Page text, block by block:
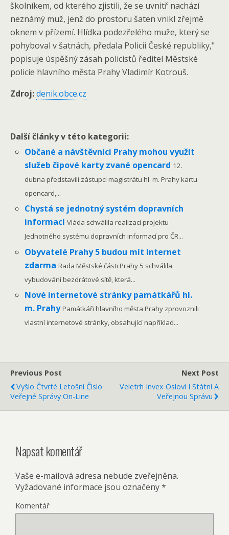
školníkem, od kterého zjistili, že se uvnitř nachází
neznámý muž, jenž do prostoru šaten vnikl zřejmě
oknem v přízemí. Hlídka podezřelého muže, který se
pohyboval v šatnách, předala Policii České republiky,"
popisuje úspěšný zásah policistů ředitel Městské
policie hlavního města Prahy Vladimír Kotrouš.
Zdroj:denik.obce.cz
Další články v této kategorii:
Občané a návštěvníci Prahy mohou využít
služeb čipové karty zvané opencard 12.
dubna představili zástupci magistrátu hl. m. Prahy kartu
opencard,...
Chystá se jednotný systém dopravních
informacíVláda schválila realizaci projektu
Jednotného systému dopravních informací pro ČR...
Obyvatelé Prahy 5 budou mít Internet
zdarmaRada Městské části Prahy 5 schválila
vybudování bezdrátové sítě, která...
Nové internetové stránky památkářů hl.
m. PrahyPamátkáři hlavního města Prahy zprovoznili
vlastní internetové stránky, obsahující například...
Previous Post
Vyšlo Čtvrté Letošní Číslo
Veřejné Správy On-Line
Next Post
Veletrh Invex Osloví I Státní A
Veřejnou Správu
Napsat komentář
Vaše e-mailová adresa nebude zveřejněna.
Vyžadované informace jsou označeny*
Komentář